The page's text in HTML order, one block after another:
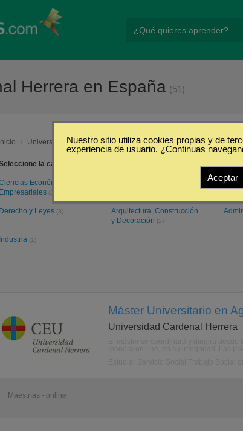
Herrera en España (51)
Inicio / Universidad Cardenal Herrera
la categoría
Económicas y
Empresariales (20)
Derecho y Leyes (3)
Arquitectura, Construcción
y Decoración (2)
Industria (1)
Máster Universitario en
Universidad Cardenal Herrera
Maestrías - online
Nuestro sitio utiliza cookies propias y de
experiencia de usuario. ¿Continuas
Aceptar